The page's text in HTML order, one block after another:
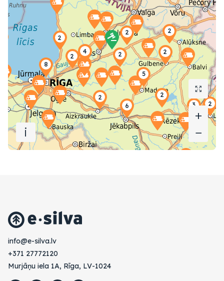
+
−
i
+
−
vl.avlis-e@ofni
+371 27772120
Murjāņu iela 1A, Rīga, LV-1024